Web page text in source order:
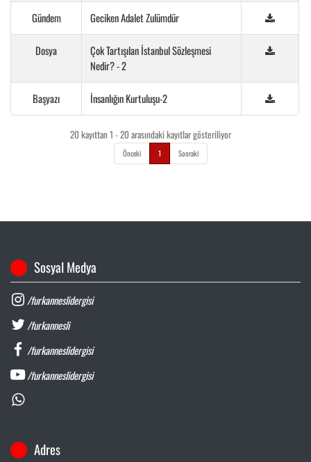
Gündem Geciken Adalet Zulümdür
Dosya
Çok Tartışılan İstanbul Sözleşmesi
Nedir? - 2
Başyazı İnsanlığın Kurtuluşu-2
20 kayıttan 1 - 20 arasındaki kayıtlar gösteriliyor
Önceki 1 Sonraki
Sosyal Medya
/furkanneslidergisi
/furkannesli
/furkanneslidergisi
/furkanneslidergisi
Adres